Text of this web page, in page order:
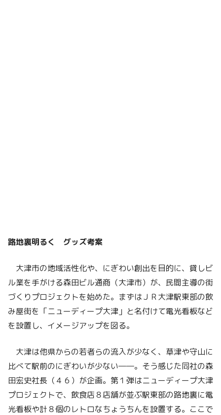
路地裏明るく グッズ考案
大津市の地域活性化や、にぎわい創出を目的に、貸しビ
ル業を手がける森田ビル通商（大津市）が、民間主導の街
づくりプロジェクトを始めた。まずはＪＲ大津駅東部の飲
み屋街を「ニューディープ大津」と名付けて電光看板など
を設置し、イメージアップを図る。
大津は他県からの若者らの流入が少なく、草津や守山に
比べて駅前のにぎわいが少ない――。そう感じた同社の森
田宏史社長（４６）が企画。第１弾はニューディープ大津
プロジェクトで、飲食店８店舗が並ぶ駅東部の路地裏に電
光看板や計８個のレトロなちょうちんを設置する。ここで